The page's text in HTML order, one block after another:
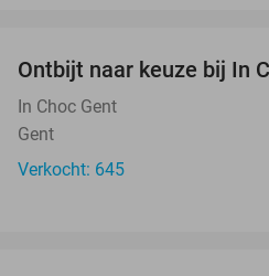
Ontbijt naar keuze bij In
In Choc Gent
Gent
Verkocht: 645